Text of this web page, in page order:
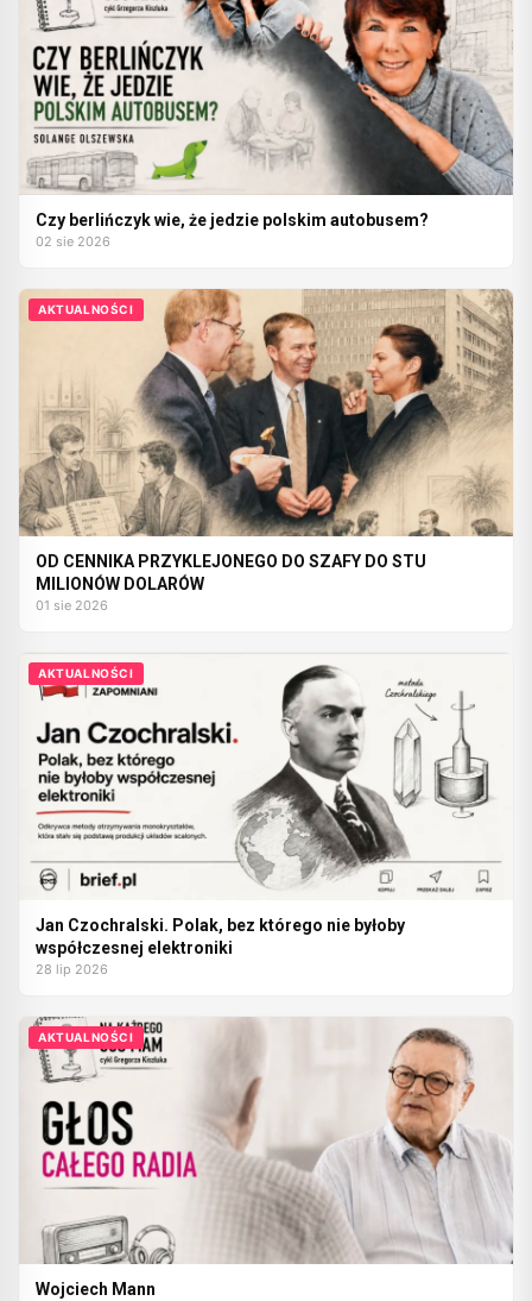
Czy berlińczyk wie, że jedzie polskim autobusem?
02 sie 2026
AKTUALNOŚCI
OD CENNIKA PRZYKLEJONEGO DO SZAFY DO STU
MILIONÓW DOLARÓW
01 sie 2026
AKTUALNOŚCI
Jan Czochralski. Polak, bez którego nie byłoby
współczesnej elektroniki
28 lip 2026
AKTUALNOŚCI
Wojciech Mann